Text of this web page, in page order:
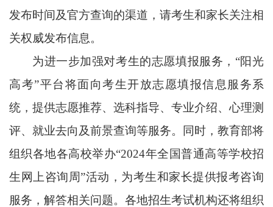
发布时间及官方查询的渠道，请考生和家长关注相
关权威发布信息。
为进一步加强对考生的志愿填报服务，“阳光
高考”平台将面向考生开放志愿填报信息服务系
统，提供志愿推荐、选科指导、专业介绍、心理测
评、就业去向及前景查询等服务。同时，教育部将
组织各地各高校举办“2024年全国普通高等学校招
生网上咨询周”活动，为考生和家长提供报考咨询
服务，解答相关问题。各地招生考试机构还将组织